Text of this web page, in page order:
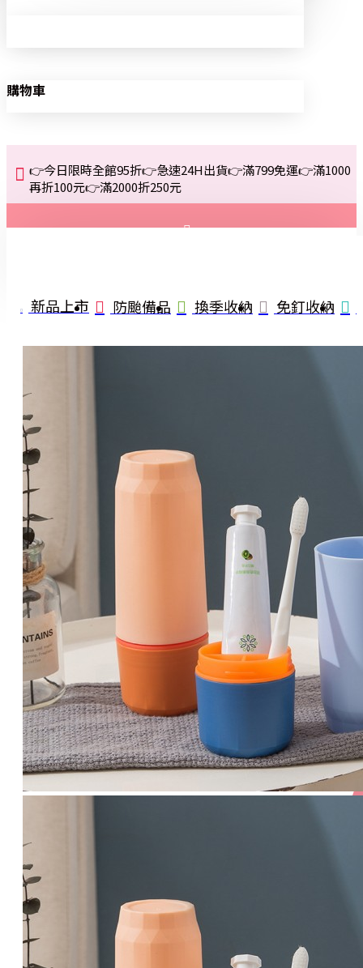
購物車
👉今日限時全館95折👉急速24H出貨👉滿799免運👉滿1000
再折100元👉滿2000折250元
註冊
詢問
新品上市 防颱備品 換季收納 免釘收納